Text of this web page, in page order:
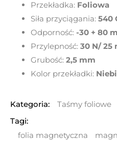
Przekładka: Foliowa
Siła przyciągania: 540
Odporność: -30 + 80
Przylepność: 30 N/ 25
Grubość: 2,5 mm
Kolor przekładki:
Kategoria:
Taśmy foliowe
Tagi:
folia magnetyczna